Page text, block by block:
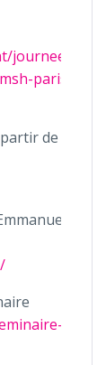
journees-
paris-
de